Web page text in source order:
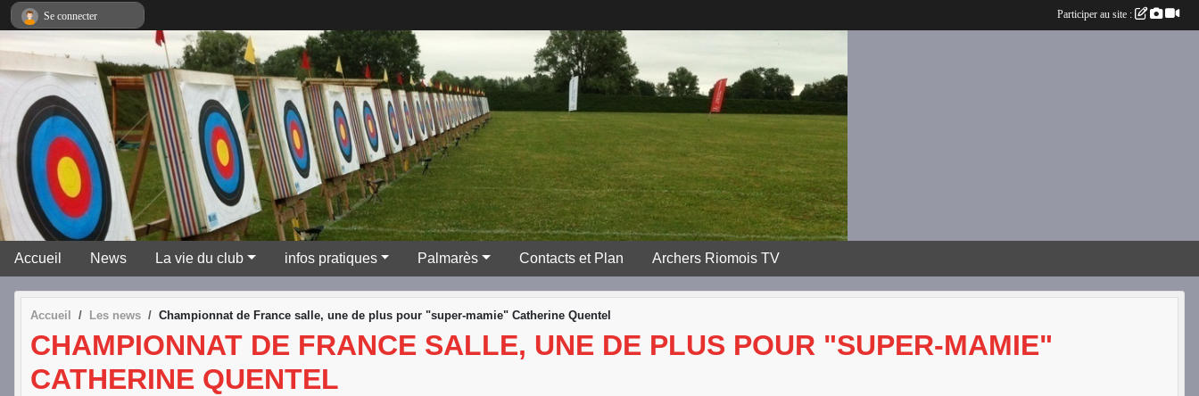
Accueil News La vie du club infos pratiques Palmarès Contacts et Plan Archers Riomois TV
Accueil Les news Championnat de France salle, une de plus pour "super-mamie" Catherine Quentel
CHAMPIONNAT DE FRANCE SALLE, UNE DE PLUS POUR "SUPER-MAMIE"
CATHERINE QUENTEL
Se connecter Participer au site :
Panneau de gestion des cookies